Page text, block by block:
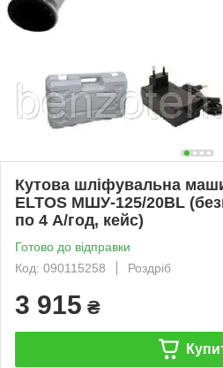
Кутова шліфувальна
ELTOS МШУ-125/20BL
по 4 А/год, кейс)
Готово до відправки
Код: 090115258
Роздріб
3 915 ₴